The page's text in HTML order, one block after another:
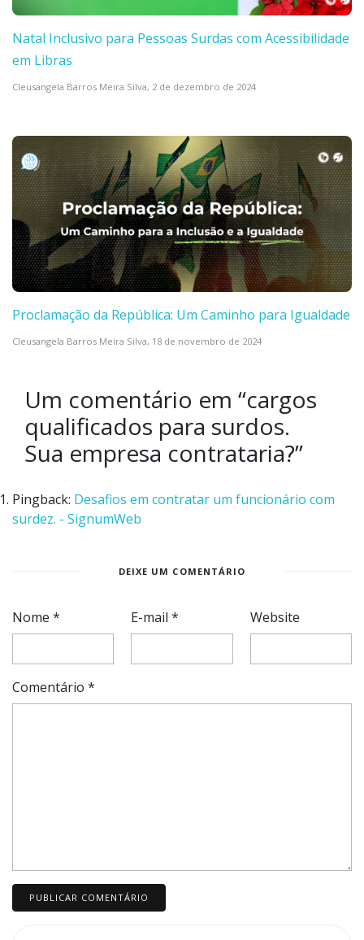
Natal Inclusivo para Pessoas Surdas com Acessibilidade
em Libras
Cleusangela Barros Meira Silva, 2 de dezembro de 2024
Proclamação da República: Um Caminho para Igualdade
Cleusangela Barros Meira Silva, 18 de novembro de 2024
Um comentário em “cargos
qualificados para surdos.
Sua empresa contrataria?”
Pingback: Desafios em contratar um funcionário com
surdez. - SignumWeb
DEIXE UM COMENTÁRIO
Nome * E-mail* Website
Comentário *